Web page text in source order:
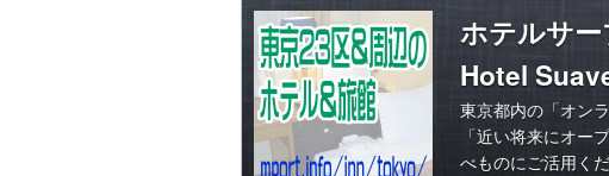
ホテルサ
Hotel
東京都内の「オン
「近い将来にオー
べものにご活用くだ